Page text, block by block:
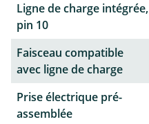
Ligne de charge intégrée,
pin 10
Faisceau compatible
avec ligne de charge
Prise électrique pré-
assemblée